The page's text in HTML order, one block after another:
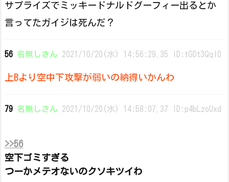
サプライズでミッキードナルドグーフィー出るとか
言ってたガイジは死んだ？
56 名無しさん 2021/10/20(水) 14:56:29.35 ID:tGDt3QqI0
上Bより空中下攻撃が弱いの納得いかんわ
79 名無しさん 2021/10/20(水) 14:58:07.37 ID:p4bLzoUxd
>>56
空下ゴミすぎる
つーかメテオないのクソキツイわ